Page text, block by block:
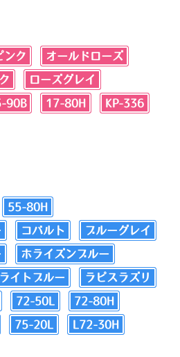
ンク オールドローズ
ローズグレイ
90B 17-80H KP-336
55-80H
コバルト ブルーグレイ
ホライズンブルー
ライトブルー ラピスラズリ
72-50L 72-80H
75-20L L72-30H